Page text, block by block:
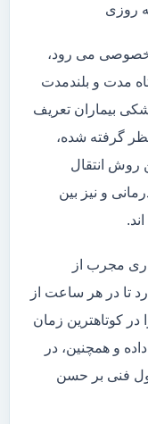
روزی
خصوصی می رود،
مدت و بلندمدت
بیماران تعریف
گرفته شده،
روش انتقال
و نیز بین
مجرب از
تا در هر ساعت از
کوتاهترین زمان
و همچنین، در
فنی بر حسن